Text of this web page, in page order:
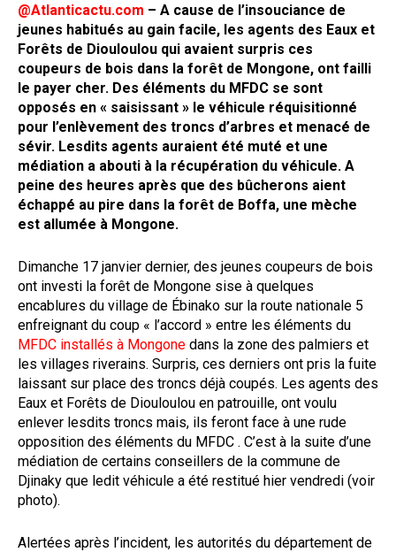
@Atlanticactu.com – A cause de l’insouciance de
jeunes habitués au gain facile, les agents des Eaux et
Forêts de Diouloulou qui avaient surpris ces
coupeurs de bois dans la forêt de Mongone, ont failli
le payer cher. Des éléments du MFDC se sont
opposés en « saisissant » le véhicule réquisitionné
pour l’enlèvement des troncs d’arbres et menacé de
sévir. Lesdits agents auraient été muté et une
médiation a abouti à la récupération du véhicule. A
peine des heures après que des bûcherons aient
échappé au pire dans la forêt de Boffa, une mèche
est allumée à Mongone.
Dimanche 17 janvier dernier, des jeunes coupeurs de bois
ont investi la forêt de Mongone sise à quelques
encablures du village de Ébinako sur la route nationale 5
enfreignant du coup « l’accord » entre les éléments du
MFDC installés à Mongone dans la zone des palmiers et
les villages riverains. Surpris, ces derniers ont pris la fuite
laissant sur place des troncs déjà coupés. Les agents des
Eaux et Forêts de Diouloulou en patrouille, ont voulu
enlever lesdits troncs mais, ils feront face à une rude
opposition des éléments du MFDC . C’est à la suite d’une
médiation de certains conseillers de la commune de
Djinaky que ledit véhicule a été restitué hier vendredi (voir
photo).
Alertées après l’incident, les autorités du département de